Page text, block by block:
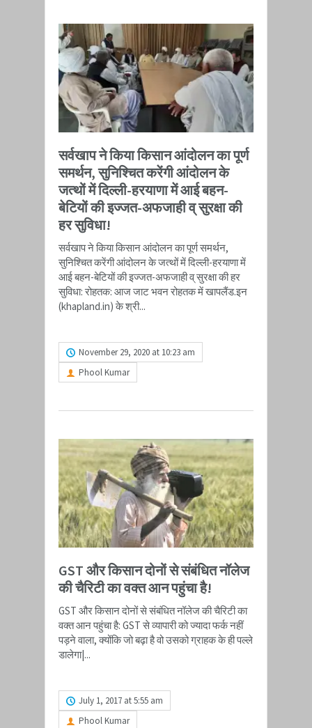
सर्वखाप ने किया किसान आंदोलन का पूर्ण
समर्थन, सुनिश्चित करेंगी आंदोलन के
जत्थों में दिल्ली-हरयाणा में आई बहन-
बेटियों की इज्जत-अफजाही व् सुरक्षा की
हर सुविधा!
​सर्वखाप ने किया किसान आंदोलन का पूर्ण समर्थन,
सुनिश्चित करेंगी आंदोलन के जत्थों में दिल्ली-हरयाणा में
आई बहन-बेटियों की इज्जत-अफजाही व् सुरक्षा की हर
सुविधा: रोहतक: आज जाट भवन रोहतक में खापलैंड.इन​
(khapland.in)​ के श्री...
November 29, 2020 at 10:23 am
Phool Kumar
GST और किसान दोनों से संबंधित नॉलेज
की चैरिटी का वक्त आन पहुंचा है!
GST और किसान दोनों से संबंधित नॉलेज की चैरिटी का
वक्त आन पहुंचा है: GST से व्यापारी को ज्यादा फर्क नहीं
पड़ने वाला, क्योंकि जो बढ़ा है वो उसको ग्राहक के ही पल्ले
डालेगा|...
July 1, 2017 at 5:55 am
Phool Kumar